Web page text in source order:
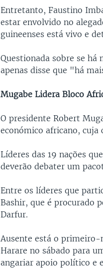
Entretanto, Faustino
estar envolvido no
guineenses está vivo e
Questionada sobre se
apenas disse que "há
Mugabe Lidera Bloco
O presidente Robert
económico africano, cuja
Líderes das 19 nações
deverão debater um
Entre os líderes que
Bashir, que é procurado
Darfur.
Ausente está o
Harare no sábado para
angariar apoio político e